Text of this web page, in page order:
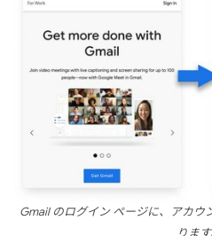
Gmail のログイン ページに、アカ